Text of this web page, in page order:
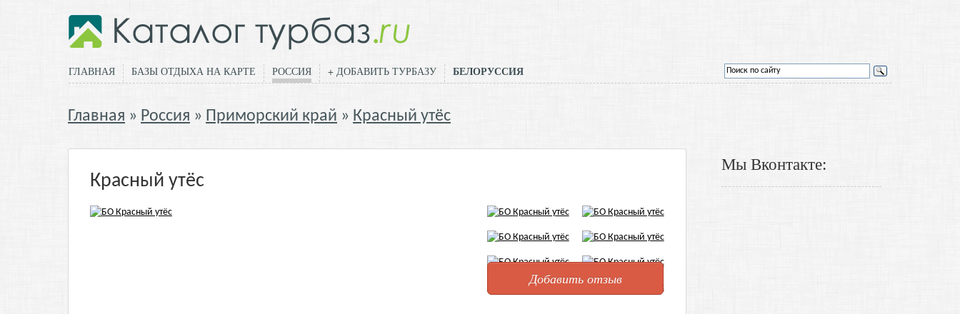
ГЛАВНАЯ БАЗЫ ОТДЫХА НА КАРТЕ РОССИЯ + ДОБАВИТЬ ТУРБАЗУ БЕЛОРУССИЯ
Главная Россия Приморский край Красный утёс
Красный утёс
Добавить отзыв
Мы Вконтакте: